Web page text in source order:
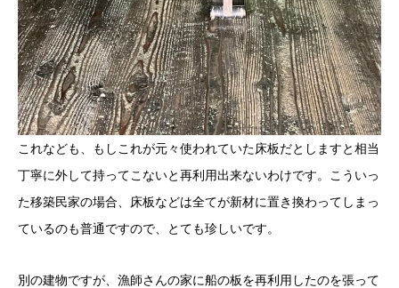
これなども、もしこれが元々使われていた床板だとしますと相当
丁寧に外して持ってこないと再利用出来ないわけです。こういっ
た移築民家の場合、床板などは全てが新材に置き換わってしまっ
ているのも普通ですので、とても珍しいです。
別の建物ですが、漁師さんの家に船の板を再利用したのを張って